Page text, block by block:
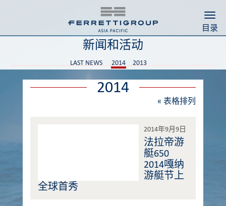
目录
新闻和活动
LAST NEWS 2014 2013
2014
« 表格排列
2014年9月9日
法拉帝游
艇650
2014嘎纳
游艇节上
全球首秀